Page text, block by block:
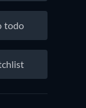
todo